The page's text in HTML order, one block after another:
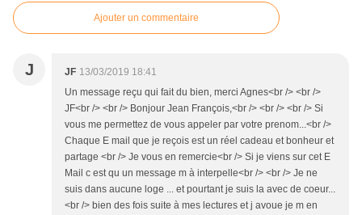
Ajouter un commentaire
J JF 13/03/2019 18:41
Un message reçu qui fait du bien, merci Agnes<br /> <br />
JF<br /> <br /> Bonjour Jean François,<br /> <br /> <br /> Si
vous me permettez de vous appeler par votre prenom...<br />
Chaque E mail que je reçois est un réel cadeau et bonheur et
partage <br /> Je vous en remercie<br /> Si je viens sur cet E
Mail c est qu un message m à interpelle<br /> <br /> Je ne
suis dans aucune loge ... et pourtant je suis la avec de coeur...
<br /> bien des fois suite à mes lectures et j avoue je m en